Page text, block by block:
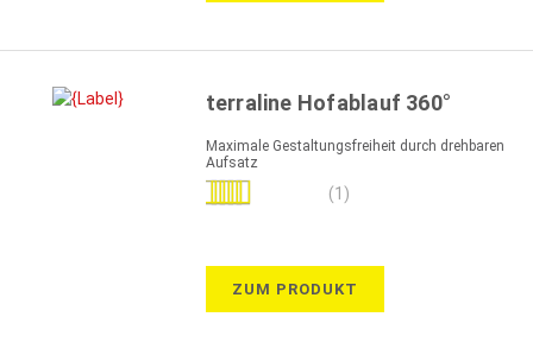
terraline Hofablauf 360°
Maximale Gestaltungsfreiheit durch drehbaren
Aufsatz
Bewertung:
(1)
ZUM PRODUKT